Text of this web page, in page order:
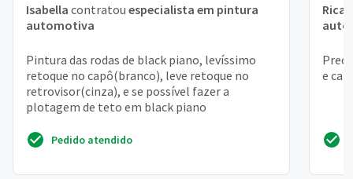
Isabella contratou especialista em pintura
automotiva
Pintura das rodas de black piano, levíssimo
retoque no capô(branco), leve retoque no
retrovisor(cinza), e se possível fazer a
plotagem de teto em black piano
Pedido atendido
e